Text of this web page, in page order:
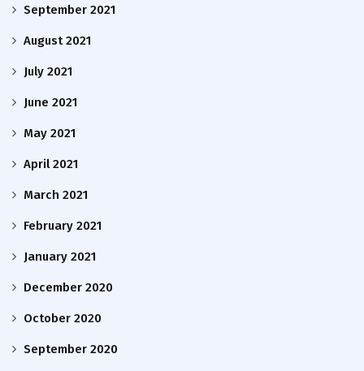
September 2021
August 2021
July 2021
June 2021
May 2021
April 2021
March 2021
February 2021
January 2021
December 2020
October 2020
September 2020